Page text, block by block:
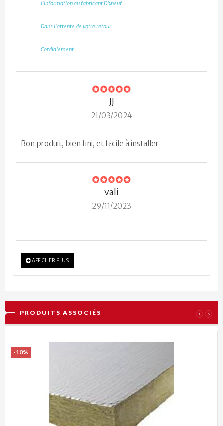
l'information au fabricant Dixneuf
Dans l'attente de votre retour
Cordialement
JJ
21/03/2024
Bon produit, bien fini, et facile à installer
vali
29/11/2023
AFFICHER PLUS
PRODUITS ASSOCIÉS ‹ ›
-10%